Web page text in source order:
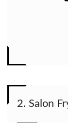
2. Salon